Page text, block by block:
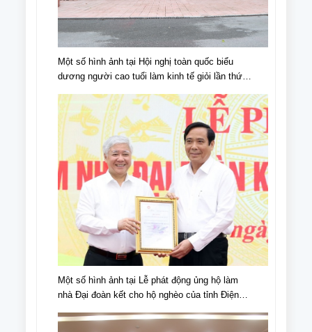
Một số hình ảnh tại Hội nghị toàn quốc biểu
dương người cao tuổi làm kinh tế giỏi lần thứ
Một số hình ảnh tại Lễ phát động ủng hộ làm
nhà Đại đoàn kết cho hộ nghèo của tỉnh Điện
Biên Phủ (07/5/1954-07/5/2024)